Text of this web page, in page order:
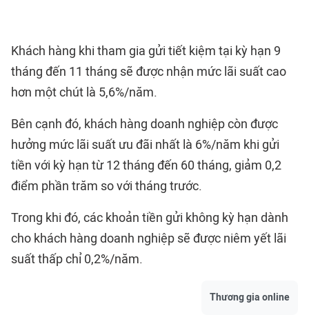
Khách hàng khi tham gia gửi tiết kiệm tại kỳ hạn 9
tháng đến 11 tháng sẽ được nhận mức lãi suất cao
hơn một chút là 5,6%/năm.
Bên cạnh đó, khách hàng doanh nghiệp còn được
hưởng mức lãi suất ưu đãi nhất là 6%/năm khi gửi
tiền với kỳ hạn từ 12 tháng đến 60 tháng, giảm 0,2
điểm phần trăm so với tháng trước.
Trong khi đó, các khoản tiền gửi không kỳ hạn dành
cho khách hàng doanh nghiệp sẽ được niêm yết lãi
suất thấp chỉ 0,2%/năm.
Thương gia online